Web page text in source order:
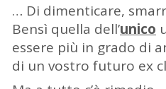
… Di dimenticare,
Bensì quella dell’unico
essere più in grado di
di un vostro futuro ex